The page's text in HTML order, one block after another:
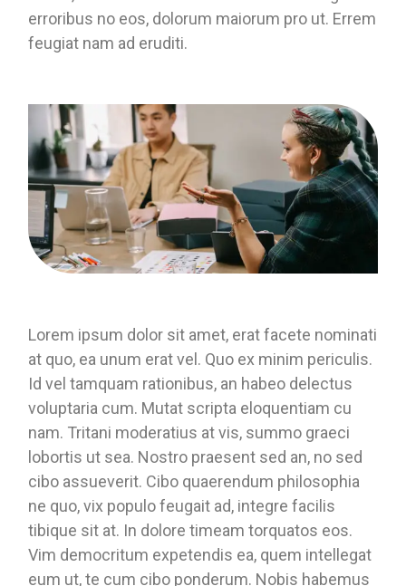
erroribus no eos, dolorum maiorum pro ut. Errem
feugiat nam ad eruditi.
Lorem ipsum dolor sit amet, erat facete nominati
at quo, ea unum erat vel. Quo ex minim periculis.
Id vel tamquam rationibus, an habeo delectus
voluptaria cum. Mutat scripta eloquentiam cu
nam. Tritani moderatius at vis, summo graeci
lobortis ut sea. Nostro praesent sed an, no sed
cibo assueverit. Cibo quaerendum philosophia
ne quo, vix populo feugait ad, integre facilis
tibique sit at. In dolore timeam torquatos eos.
Vim democritum expetendis ea, quem intellegat
eum ut, te cum cibo ponderum. Nobis habemus